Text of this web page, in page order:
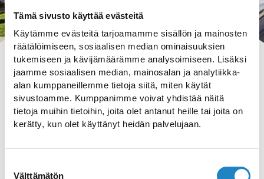
Tämä sivusto käyttää evästeitä
Käytämme evästeitä tarjoamamme sisällön ja mainosten
räätälöimiseen, sosiaalisen median ominaisuuksien
tukemiseen ja kävijämäärämme analysoimiseen. Lisäksi
jaamme sosiaalisen median, mainosalan ja analytiikka-
alan kumppaneillemme tietoja siitä, miten käytät
sivustoamme. Kumppanimme voivat yhdistää näitä
tietoja muihin tietoihin, joita olet antanut heille tai joita on
kerätty, kun olet käyttänyt heidän palvelujaan.
valinta
Välttämätön
HAKU